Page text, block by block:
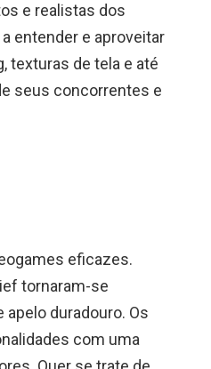
e realistas dos
entender e aproveitar
texturas de tela e até
seus concorrentes e
eficazes.
tornaram-se
duradouro. Os
com uma